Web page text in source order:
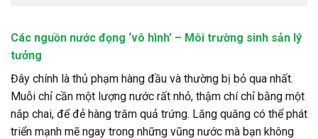
Các nguồn nước đọng ‘vô hình’ – Môi trường sinh sản lý
tưởng
Đây chính là thủ phạm hàng đầu và thường bị bỏ qua nhất.
Muỗi chỉ cần một lượng nước rất nhỏ, thậm chí chỉ bằng một
nắp chai, để đẻ hàng trăm quả trứng. Lăng quăng có thể phát
triển mạnh mẽ ngay trong những vũng nước mà bạn không